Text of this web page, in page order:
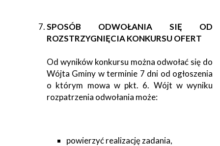
SPOSÓB ODWOŁANIA SIĘ OD
ROZSTRZYGNIĘCIA KONKURSU OFERT
Od wyników konkursu można odwołać się do
Wójta Gminy w terminie 7 dni od ogłoszenia
o którym mowa w pkt. 6. Wójt w wyniku
rozpatrzenia odwołania może:
powierzyć realizację zadania,